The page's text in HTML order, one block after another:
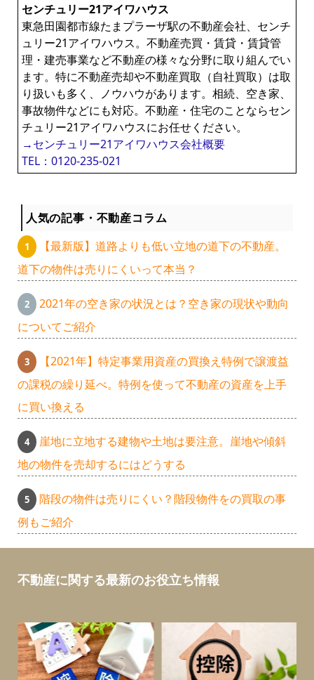
センチュリー21アイワハウス
東急田園都市線たまプラーザ駅の不動産会社、センチ
ュリー21アイワハウス。不動産売買・賃貸・賃貸管
理・建売事業など不動産の様々な分野に取り組んでい
ます。特に不動産売却や不動産買取（自社買取）は取
り扱いも多く、ノウハウがあります。相続、空き家、
事故物件などにも対応。不動産・住宅のことならセン
チュリー21アイワハウスにお任せください。
→センチュリー21アイワハウス会社概要
TEL：0120-235-021
人気の記事・不動産コラム
【最新版】道路よりも低い立地の道下の不動産。
道下の物件は売りにくいって本当？
2021年の空き家の状況とは？空き家の現状や動向
についてご紹介
【2021年】特定事業用資産の買換え特例で譲渡益
の課税の繰り延べ。特例を使って不動産の資産を上手
に買い換える
崖地に立地する建物や土地は要注意。崖地や傾斜
地の物件を売却するにはどうする
階段の物件は売りにくい？階段物件をの買取の事
例もご紹介
不動産に関する最新のお役立ち情報